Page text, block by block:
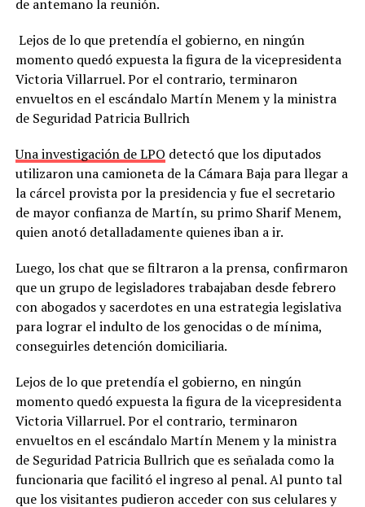
de antemano la reunión.
Lejos de lo que pretendía el gobierno, en ningún
momento quedó expuesta la figura de la vicepresidenta
Victoria Villarruel. Por el contrario, terminaron
envueltos en el escándalo Martín Menem y la ministra
de Seguridad Patricia Bullrich
Una investigación de LPO detectó que los diputados
utilizaron una camioneta de la Cámara Baja para llegar a
la cárcel provista por la presidencia y fue el secretario
de mayor confianza de Martín, su primo Sharif Menem,
quien anotó detalladamente quienes iban a ir.
Luego, los chat que se filtraron a la prensa, confirmaron
que un grupo de legisladores trabajaban desde febrero
con abogados y sacerdotes en una estrategia legislativa
para lograr el indulto de los genocidas o de mínima,
conseguirles detención domiciliaria.
Lejos de lo que pretendía el gobierno, en ningún
momento quedó expuesta la figura de la vicepresidenta
Victoria Villarruel. Por el contrario, terminaron
envueltos en el escándalo Martín Menem y la ministra
de Seguridad Patricia Bullrich que es señalada como la
funcionaria que facilitó el ingreso al penal. Al punto tal
que los visitantes pudieron acceder con sus celulares y